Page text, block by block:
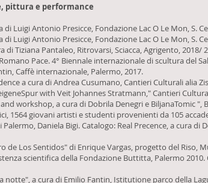
pittura e performance
Luigi Antonio Presicce, Fondazione Lac O Le Mon, S.
Luigi Antonio Presicce, Fondazione Lac O Le Mon, S.
di Tiziana Pantaleo, Ritrovarsi, Sciacca, Agrigento, 2018/
Pace. 4° Biennale internazionale di scultura del
Caffè internazionale, Palermo, 2017.
a cura di Andrea Cusumano, Cantieri Culturali alia
with Veit Johannes Stratmann," Cantieri
workshop, a cura di Dobrila Denegri e BiljanaTomic ",
1564 giovani artisti e studenti provenienti da 105
Daniela Bigi. Catalogo: Real Precence, a cura
de Los Sentidos" di Enrique Vargas, progetto del Riso,
scientifica della Fondazione Buttitta, Palermo
notte", a cura di Emilio Fantin, Istitutione parco della